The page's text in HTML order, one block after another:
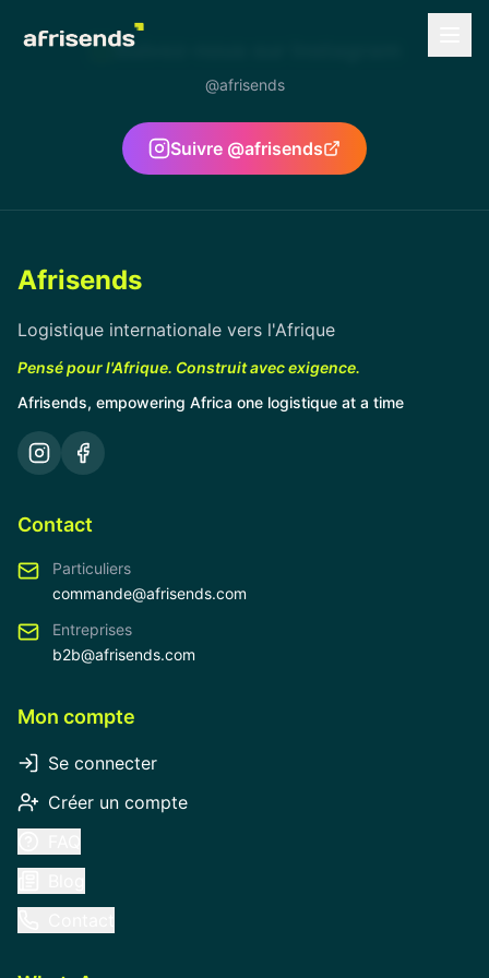
Suivez-nous sur Instagram
@afrisends
Suivre @afrisends
Afrisends
Logistique internationale vers l'Afrique
Pensé pour l'Afrique. Construit avec exigence.
Afrisends, empowering Africa one logistique at a time
Contact
Particuliers
commande@afrisends.com
Entreprises
b2b@afrisends.com
Mon compte
Se connecter
Créer un compte